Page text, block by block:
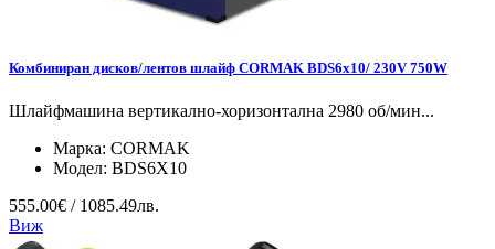
Комбиниран дисков/лентов шлайф CORMAK BDS6x10/ 230V 750W
Шлайфмашина вертикално-хоризонтална 2980 об/мин...
Марка: CORMAK
Модел: BDS6X10
555.00€ / 1085.49лв.
Виж